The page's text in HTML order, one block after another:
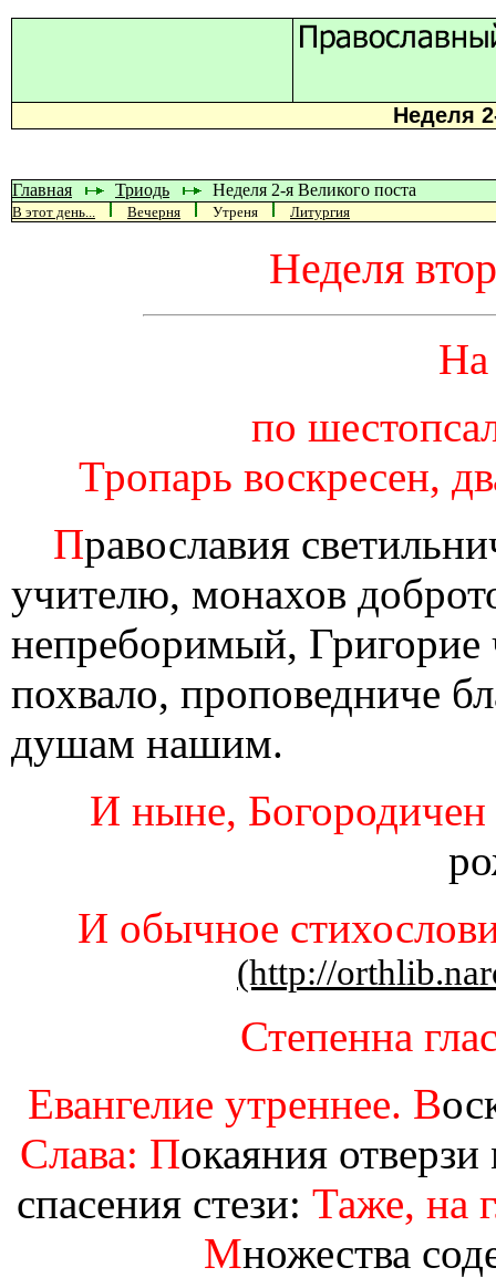
Неделя
Главная Триодь Неделя 2-я Великого поста
В этот день... Вечерня Утреня Литургия
Неделя
На
по
Тропарь воскресен,
Православия
учителю, монахов
непреборимый, Григорие
похвало, проповедниче
душам нашим.
И ныне, Богородичен
И обычное
(http://
Степенна
Евангелие утреннее. В
Слава: Покаяния
спасения стези: Таже, на
Множества